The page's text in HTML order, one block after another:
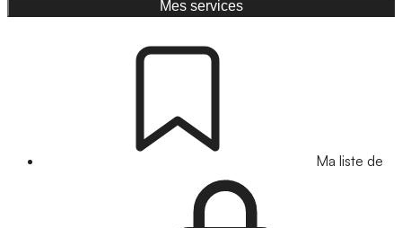
Mes services
Ma liste de